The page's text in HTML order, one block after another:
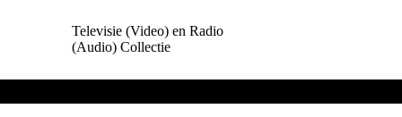
Televisie (Video) en Radio
(Audio) Collectie